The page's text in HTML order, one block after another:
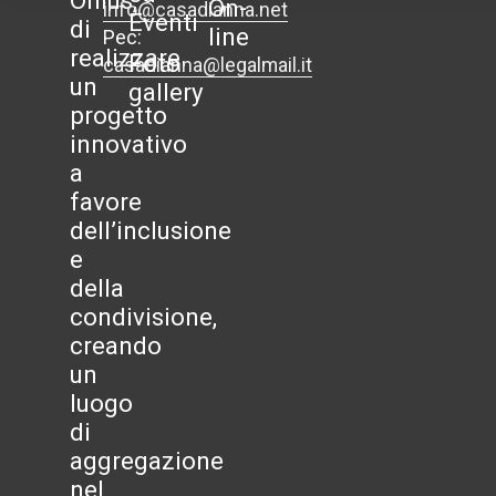
di
realizzare
un
progetto
innovativo
a
favore
dell’inclusione
e
della
condivisione,
creando
un
luogo
di
aggregazione
nel
info@casadianna.net
Pec:
casadianna@legalmail.it
Eventi
Foto
gallery
On-
line